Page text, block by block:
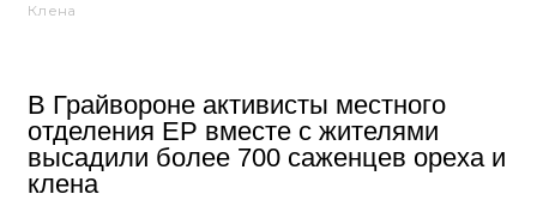
Клена
В Грайвороне активисты местного
отделения ЕР вместе с жителями
высадили более 700 саженцев ореха и
клена